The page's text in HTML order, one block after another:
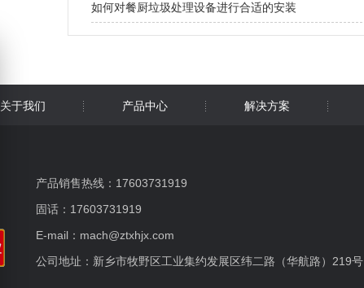
如何对餐厨垃圾处理设备进行合适的安装
关于我们 产品中心 解决方案
产品销售热线：17603731919
固话：17603731919
E-mail：mach@ztxhjx.com
公司地址：新乡市牧野区工业集约发展区纬二路（华航路）219号